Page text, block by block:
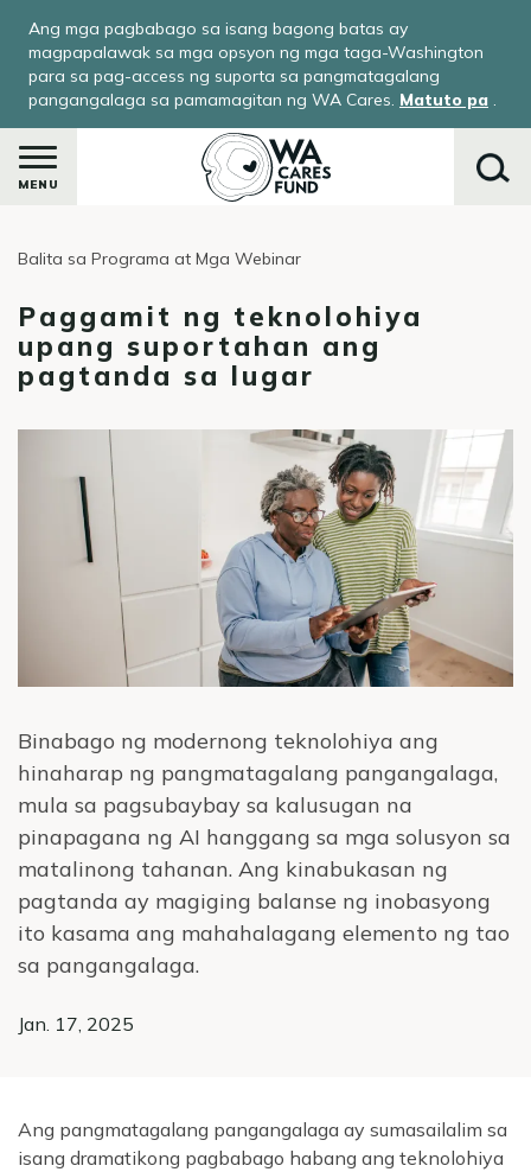
main
content
Ang mga pagbabago sa isang bagong batas ay
magpapalawak sa mga opsyon ng mga taga-Washington
para sa pag-access ng suporta sa pangmatagalang
pangangalaga sa pamamagitan ng WA Cares. Matuto pa .
MENU
Balita sa Programa at Mga Webinar
Paggamit ng teknolohiya
upang suportahan ang
pagtanda sa lugar
Jan. 17, 2025
Binabago ng modernong teknolohiya ang
hinaharap ng pangmatagalang pangangalaga,
mula sa pagsubaybay sa kalusugan na
pinapagana ng AI hanggang sa mga solusyon sa
matalinong tahanan. Ang kinabukasan ng
pagtanda ay magiging balanse ng inobasyong
ito kasama ang mahahalagang elemento ng tao
sa pangangalaga.
Ang pangmatagalang pangangalaga ay sumasailalim sa
isang dramatikong pagbabago habang ang teknolohiya